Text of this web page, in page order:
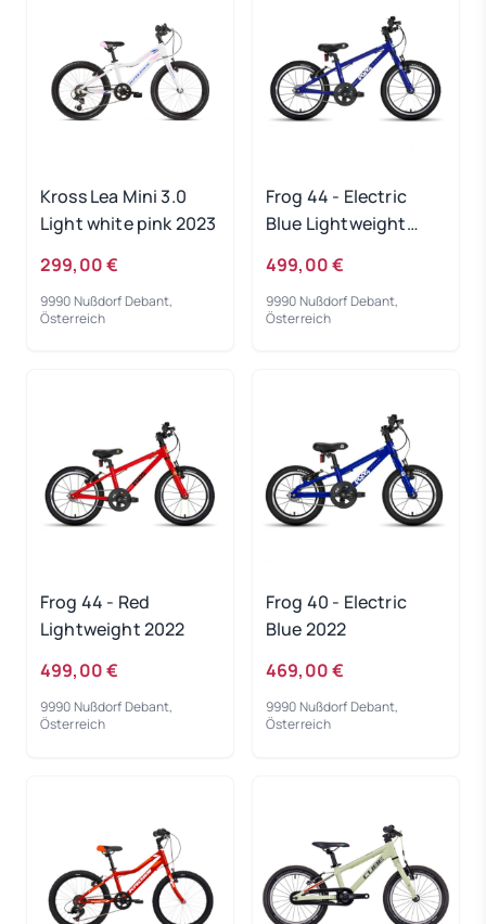
Kross Lea Mini 3.0
Light white pink 2023
299,00 €
9990 Nußdorf Debant,
Österreich
Frog 44 - Electric
Blue Lightweight
499,00 €
9990 Nußdorf Debant,
Österreich
Frog 44 - Red
Lightweight 2022
499,00 €
9990 Nußdorf Debant,
Österreich
Frog 40 - Electric
Blue 2022
469,00 €
9990 Nußdorf Debant,
Österreich